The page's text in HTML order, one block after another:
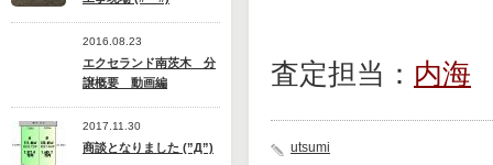
2016.08.23
エクセランド南茨木 分
譲概要 動画編
2017.11.30
商談となりました (”Д”)
査定担当： 内海
utsumi